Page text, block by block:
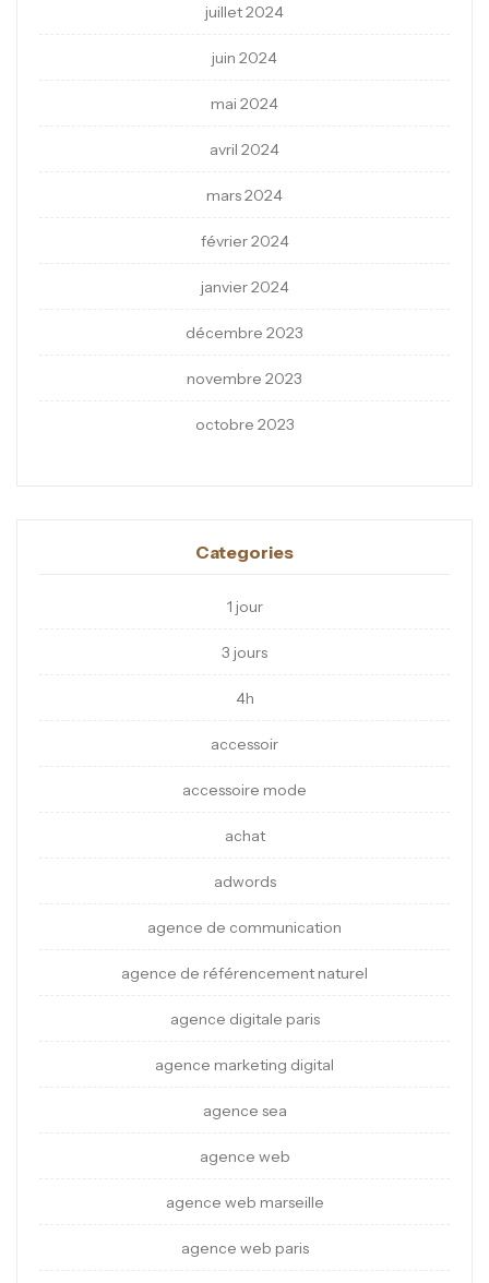
juillet 2024
juin 2024
mai 2024
avril 2024
mars 2024
février 2024
janvier 2024
décembre 2023
novembre 2023
octobre 2023
Categories
1 jour
3 jours
4h
accessoir
accessoire mode
achat
adwords
agence de communication
agence de référencement naturel
agence digitale paris
agence marketing digital
agence sea
agence web
agence web marseille
agence web paris